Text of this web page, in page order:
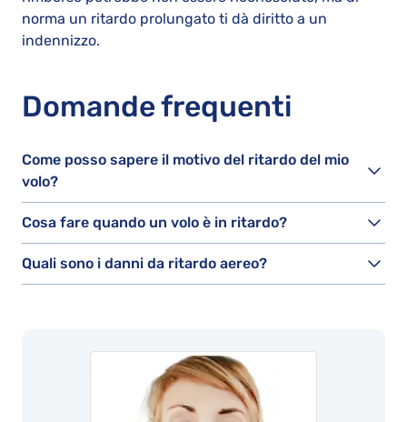
norma un ritardo prolungato ti dà diritto a un
indennizzo.
Domande frequenti
Come posso sapere il motivo del ritardo del mio
volo?
Cosa fare quando un volo è in ritardo?
Quali sono i danni da ritardo aereo?